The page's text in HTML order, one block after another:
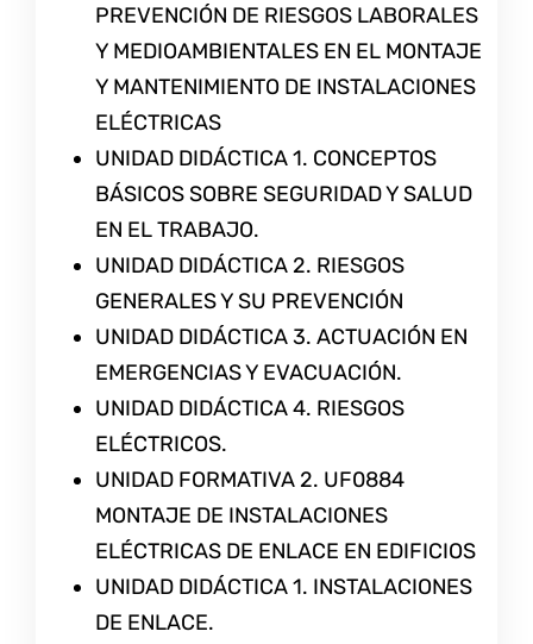
PREVENCIÓN DE RIESGOS LABORALES
Y MEDIOAMBIENTALES EN EL MONTAJE
Y MANTENIMIENTO DE INSTALACIONES
ELÉCTRICAS
UNIDAD DIDÁCTICA 1. CONCEPTOS
BÁSICOS SOBRE SEGURIDAD Y SALUD
EN EL TRABAJO.
UNIDAD DIDÁCTICA 2. RIESGOS
GENERALES Y SU PREVENCIÓN
UNIDAD DIDÁCTICA 3. ACTUACIÓN EN
EMERGENCIAS Y EVACUACIÓN.
UNIDAD DIDÁCTICA 4. RIESGOS
ELÉCTRICOS.
UNIDAD FORMATIVA 2. UF0884
MONTAJE DE INSTALACIONES
ELÉCTRICAS DE ENLACE EN EDIFICIOS
UNIDAD DIDÁCTICA 1. INSTALACIONES
DE ENLACE.